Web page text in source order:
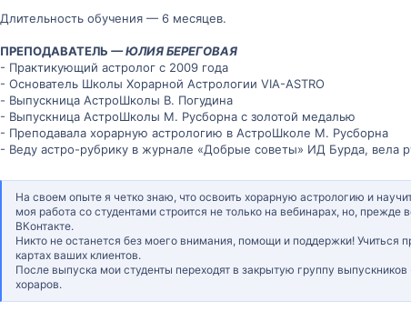
Длительность обучения — 6 месяцев.
ПРЕПОДАВАТЕЛЬ — ЮЛИЯ БЕРЕГОВАЯ
- Практикующий астролог с 2009 года
- Основатель Школы Хорарной Астрологии VIA-ASTRO
- Выпускница АстроШколы В. Погудина
- Выпускница АстроШколы М. Русборна с золотой медалью
- Преподавала хорарную астрологию в АстроШколе М. Русборна
- Веду астро-рубрику в журнале «Добрые советы» ИД Бурда, вела
На своем опыте я четко знаю, что освоить хорарную астрологию и
моя работа со студентами строится не только на вебинарах, но,
ВКонтакте.
Никто не останется без моего внимания, помощи и поддержки! Учиться
картах ваших клиентов.
После выпуска мои студенты переходят в закрытую группу
хораров.